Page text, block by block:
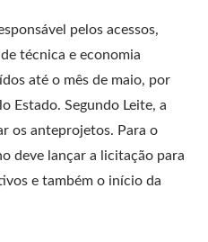
pelos acessos,
técnica e economia
até o mês de maio, por
Estado. Segundo Leite, a
os anteprojetos. Para o
deve lançar a licitação para
e também o início da